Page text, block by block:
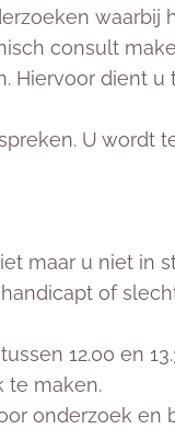
waarbij
consult
Hiervoor dient u
U wordt
maar u niet in
of
12.00 en
te maken.
onderzoek en